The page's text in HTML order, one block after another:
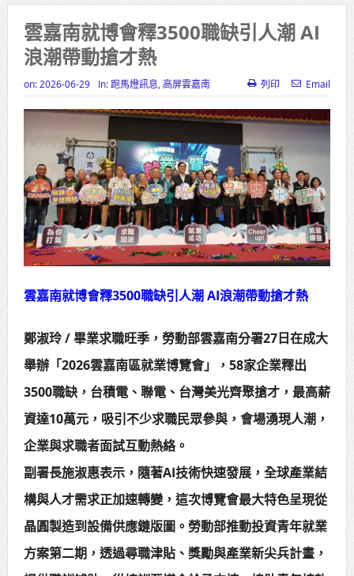
擴大至國中生
雙北合作里程碑！萬大線動態測試
侯友宜蔣萬安攜手視察
北形象館亮相
打鐵厝北側產業園區產業設施公共
動土創造千個就業機會
高雄「三民運動中心」市長陳其
邁、運動部長李洋各界貴賓共同揭幕
賴清德總統主持將官晉任 期勉精進
不對稱戰力
蔣萬安再拋出「倒閣說」 喊推陳其
邁組閣
賴總統肯定「金唐獎」得獎者及入
圍者 允諾完善支持體系
雲嘉南就博會釋3500職缺引人潮 AI
浪潮帶動搶才熱
on: 2026-06-29 In: 跑馬燈訊息 高屏雲嘉南 列印 Email
雲嘉南就博會釋3500職缺引人潮 AI浪潮帶動搶才熱
鄭淑玲 / 畢業求職旺季，勞動部雲嘉南分署27日在成大
舉辦「2026雲嘉南區就業博覽會」，58家企業釋出
3500職缺，台積電、聯電、台灣美光齊聚搶才，最高薪
資達10萬元，吸引不少求職民眾參與，會場湧現人潮，
企業與求職者面試互動熱絡。
副署長施淑惠表示，隨著AI技術快速發展，全球產業結
構與人才需求正加速轉變，這次博覽會最大特色呈現從
晶圓製造到設備供應鏈版圖。勞動部推動投資青年就業
方案第二期，透過尋職津貼、獎勵與產業新尖兵計畫，